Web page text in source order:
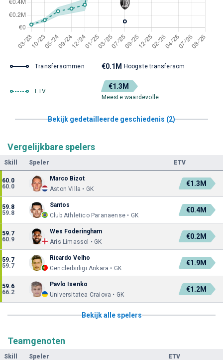
Transfersommen €0.1M Hoogste transfersom
ETV
€1.3M
Meeste waardevolle
Bekijk gedetailleerde geschiedenis (2)
Vergelijkbare spelers
Skill Speler ETV
60.0
60.0
Marco Bizot
Aston Villa • GK
€1.3M
59.8
59.8
Santos
Club Athletico Paranaense • GK
€0.4M
59.7
60.9
Wes Foderingham
Aris Limassol • GK
€0.2M
59.7
59.7
Ricardo Velho
Genclerbirligi Ankara • GK
€1.9M
59.6
66.2
Pavlo Isenko
Universitatea Craiova • GK
€1.2M
Bekijk alle spelers
Teamgenoten
Skill Speler ETV